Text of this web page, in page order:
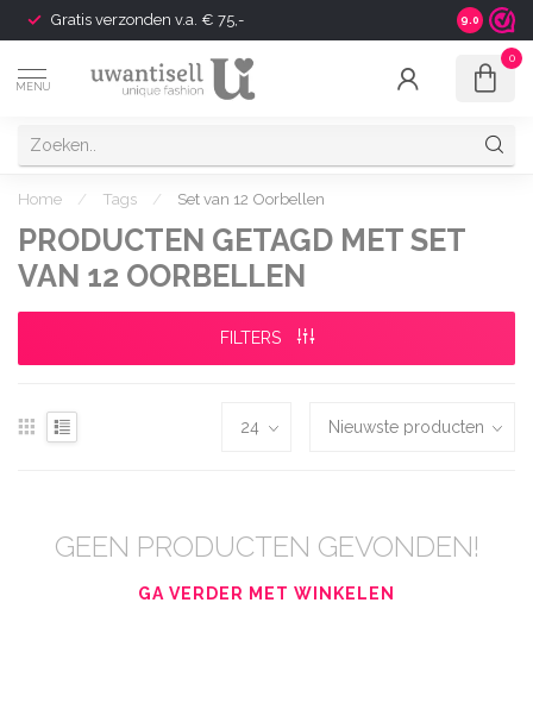
Gratis verzonden v.a. € 75,- Shipping
9.0
MENU
0
Home / Tags / Set van 12 Oorbellen
PRODUCTEN GETAGD MET SET
VAN 12 OORBELLEN
FILTERS
GEEN PRODUCTEN GEVONDEN!
GA VERDER MET WINKELEN